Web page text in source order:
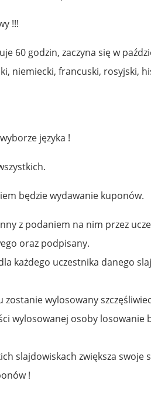
!!!
60 godzin, zaczyna się w
niemiecki, francuski, rosyjski,
języka !
będzie wydawanie kuponów.
z podaniem na nim przez
oraz podpisany.
każdego uczestnika danego
wylosowany
wylosowanej osoby losowanie
slajdowiskach zwiększa swoje
!